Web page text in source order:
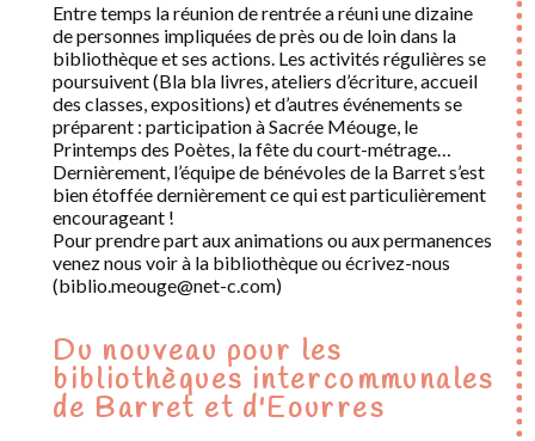
Entre temps la réunion de rentrée a réuni une dizaine
de personnes impliquées de près ou de loin dans la
bibliothèque et ses actions. Les activités régulières se
poursuivent (Bla bla livres, ateliers d’écriture, accueil
des classes, expositions) et d’autres événements se
préparent : participation à Sacrée Méouge, le
Printemps des Poètes, la fête du court-métrage…
Dernièrement, l’équipe de bénévoles de la Barret s’est
bien étoffée dernièrement ce qui est particulièrement
encourageant !
Pour prendre part aux animations ou aux permanences
venez nous voir à la bibliothèque ou écrivez-nous
(biblio.meouge@net-c.com)
Du nouveau pour les
bibliothèques intercommunales
de Barret et d'Eourres